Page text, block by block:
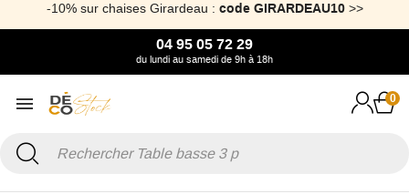
-5% sur la marque Akante :code AKANTE5>>
04 95 05 72 29
du lundi au samedi de 9h à 18h
0